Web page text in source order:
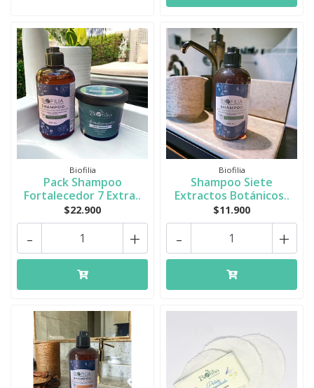
Biofilia
Pack Shampoo
Fortalecedor 7 Extra..
$22.900
+
-
Biofilia
Shampoo Siete
Extractos Botánicos..
$11.900
+
-